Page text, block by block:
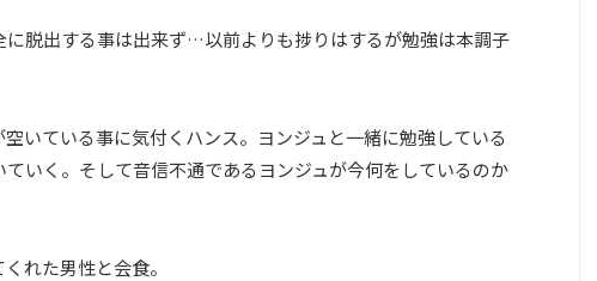
に脱出する事は出来ず…以前よりも捗りはするが勉強は本調子
いている事に気付くハンス。ヨンジュと一緒に勉強している
いく。そして音信不通であるヨンジュが今何をしているのか
れた男性と会食。